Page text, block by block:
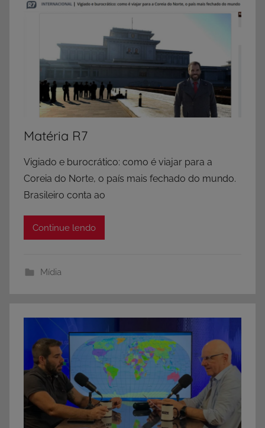
Matéria R7
Vigiado e burocrático: como é viajar para a
Coreia do Norte, o país mais fechado do mundo.
Brasileiro conta ao
Continue lendo
Mídia